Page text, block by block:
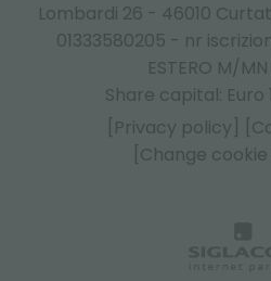
Lombardi 26 - 46010
01333580205 - nr
ESTERO M/
Share capital: Euro
[Privacy policy]
[Change